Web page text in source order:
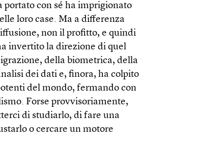
con sé ha imprigionato
loro case. Ma a differenza
non il profitto, e quindi
invertito la direzione di quel
della biometrica, della
dei dati e, finora, ha colpito
del mondo, fermando con
Forse provvisoriamente,
di studiarlo, di fare una
o cercare un motore